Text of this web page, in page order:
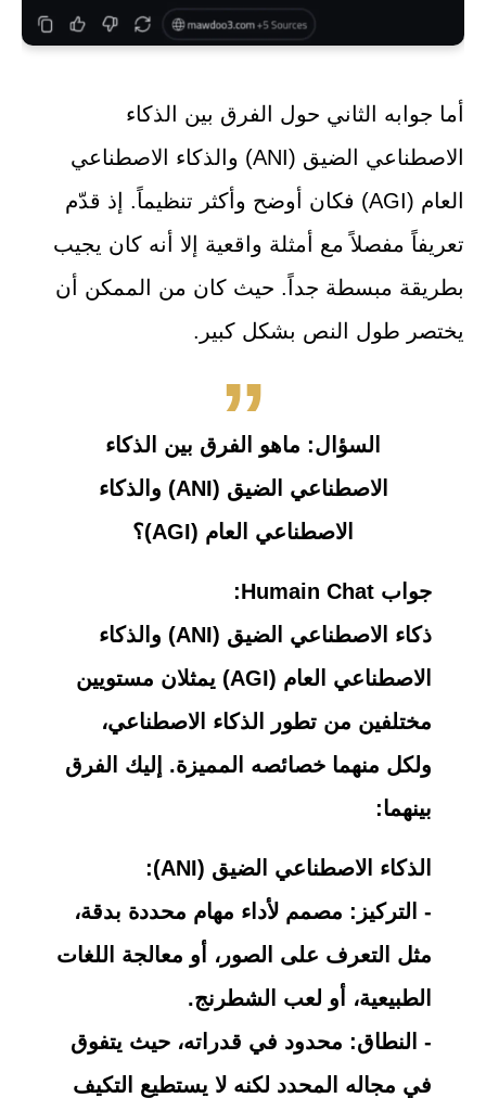
أما جوابه الثاني حول الفرق بين الذكاء
الاصطناعي الضيق (ANI) والذكاء الاصطناعي
العام (AGI) فكان أوضح وأكثر تنظيماً. إذ قدّم
تعريفاً مفصلاً مع أمثلة واقعية إلا أنه كان يجيب
بطريقة مبسطة جداً. حيث كان من الممكن أن
يختصر طول النص بشكل كبير.
السؤال: ماهو الفرق بين الذكاء
الاصطناعي الضيق (ANI) والذكاء
الاصطناعي العام (AGI)؟
جواب Humain Chat:
ذكاء الاصطناعي الضيق (ANI) والذكاء
الاصطناعي العام (AGI) يمثلان مستويين
مختلفين من تطور الذكاء الاصطناعي،
ولكل منهما خصائصه المميزة. إليك الفرق
بينهما:
الذكاء الاصطناعي الضيق (ANI):
- التركيز: مصمم لأداء مهام محددة بدقة،
مثل التعرف على الصور، أو معالجة اللغات
الطبيعية، أو لعب الشطرنج.
- النطاق: محدود في قدراته، حيث يتفوق
في مجاله المحدد لكنه لا يستطيع التكيف